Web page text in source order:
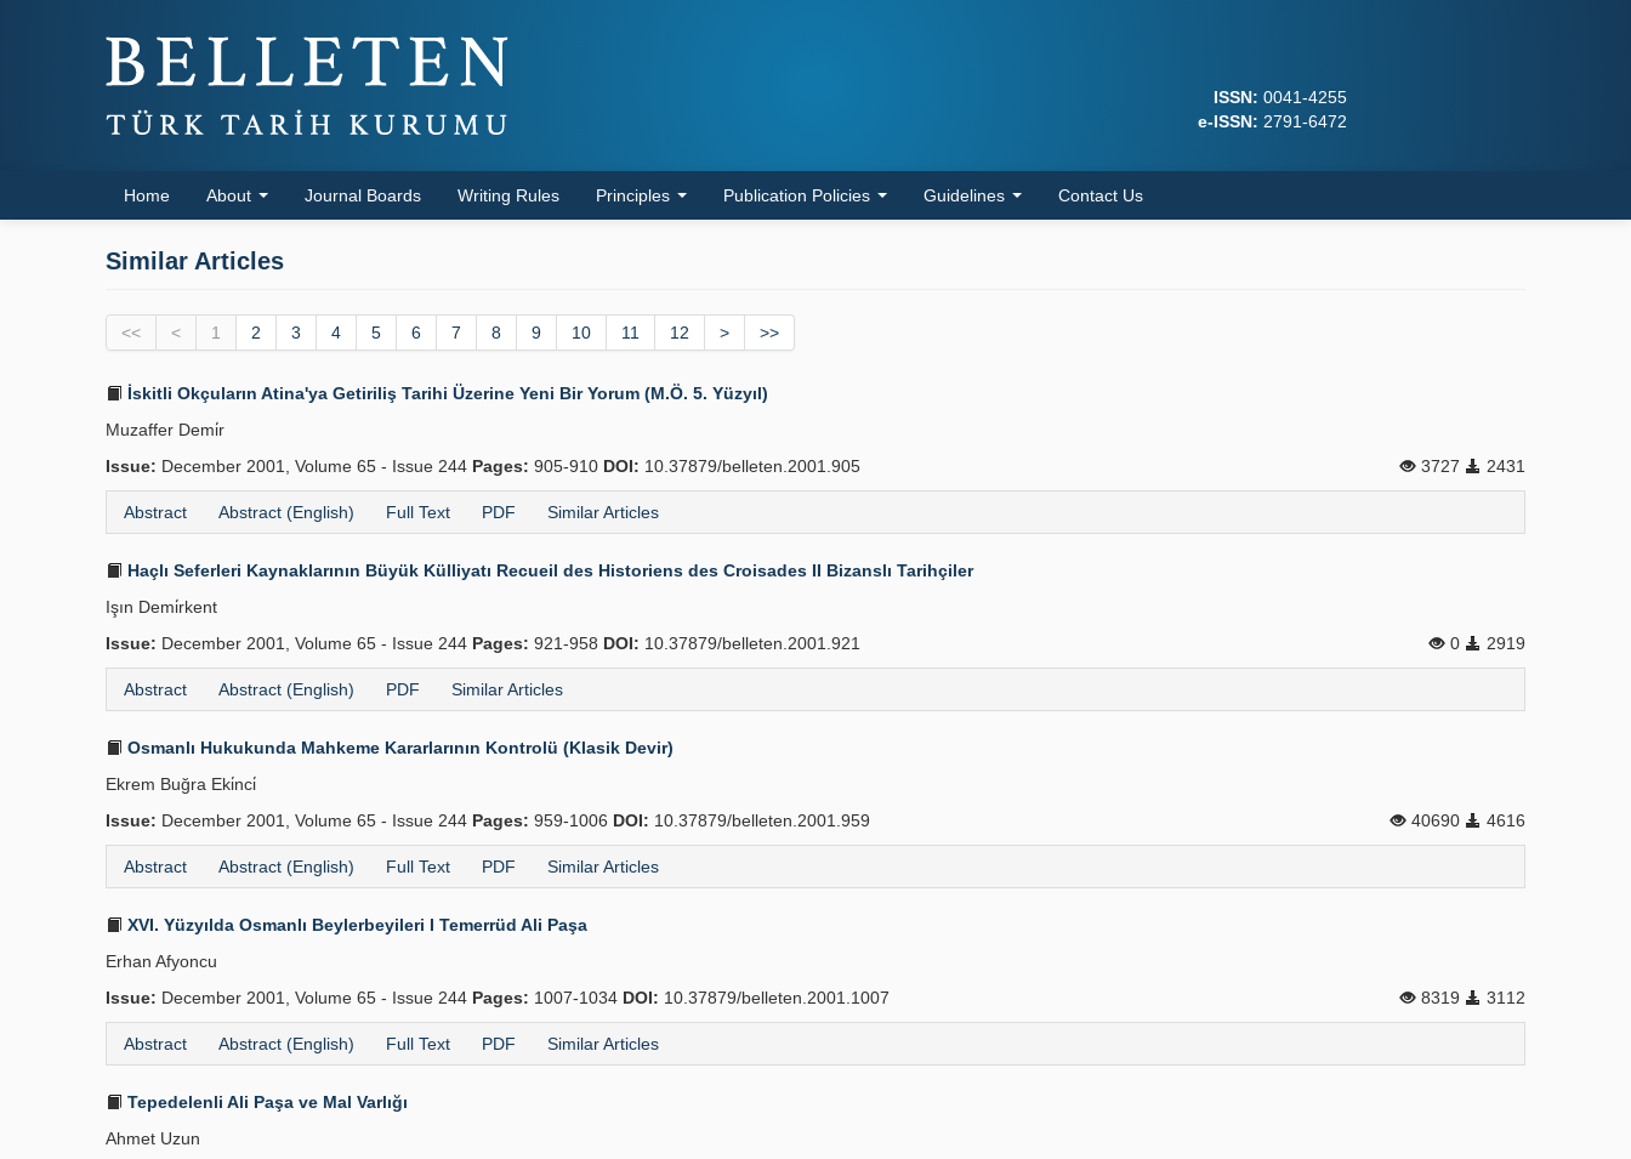
ISSN: 0041-4255
e-ISSN: 2791-6472
Home About Journal Boards Writing Rules Principles Publication Policies Guidelines Contact Us
Similar Articles
<< < 1 2 3 4 5 6 7 8 9 10 11 12 > >>
İskitli Okçuların Atina'ya Getiriliş Tarihi Üzerine Yeni Bir Yorum (M.Ö. 5. Yüzyıl)
Muzaffer Demi̇r
Issue: December 2001, Volume 65 - Issue 244 Pages: 905-910 DOI: 10.37879/belleten.2001.905 3727 2431
Abstract Abstract (English) Full Text PDF Similar Articles
Haçlı Seferleri Kaynaklarının Büyük Külliyatı Recueil des Historiens des Croisades II Bizanslı Tarihçiler
Işın Demi̇rkent
Issue: December 2001, Volume 65 - Issue 244 Pages: 921-958 DOI: 10.37879/belleten.2001.921 0 2919
Abstract Abstract (English) PDF Similar Articles
Osmanlı Hukukunda Mahkeme Kararlarının Kontrolü (Klasik Devir)
Ekrem Buğra Eki̇nci̇
Issue: December 2001, Volume 65 - Issue 244 Pages: 959-1006 DOI: 10.37879/belleten.2001.959 40690 4616
Abstract Abstract (English) Full Text PDF Similar Articles
XVI. Yüzyılda Osmanlı Beylerbeyileri I Temerrüd Ali Paşa
Erhan Afyoncu
Issue: December 2001, Volume 65 - Issue 244 Pages: 1007-1034 DOI: 10.37879/belleten.2001.1007 8319 3112
Abstract Abstract (English) Full Text PDF Similar Articles
Tepedelenli Ali Paşa ve Mal Varlığı
Ahmet Uzun